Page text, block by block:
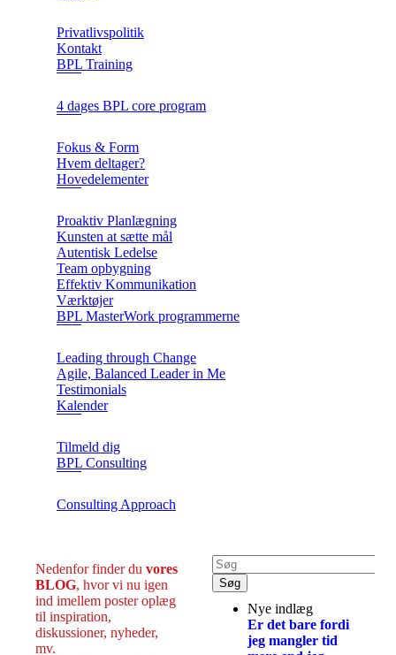
Privatlivspolitik
Kontakt
BPL Training
4 dages BPL core program
Fokus & Form
Hvem deltager?
Hovedelementer
Proaktiv Planlægning
Kunsten at sætte mål
Autentisk Ledelse
Team opbygning
Effektiv Kommunikation
Værktøjer
BPL MasterWork programmerne
Leading through Change
Agile, Balanced Leader in Me
Testimonials
Kalender
Tilmeld dig
BPL Consulting
Consulting Approach
Nedenfor finder du vores
BLOG, hvor vi nu igen
ind imellem poster oplæg
til inspiration,
diskussioner, nyheder,
mv.
Nye indlæg
Er det bare fordi
jeg mangler tid